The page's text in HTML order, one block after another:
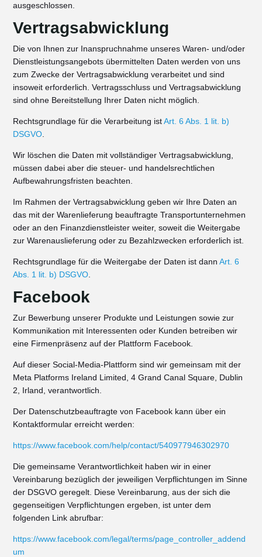
ausgeschlossen.
Vertragsabwicklung
Die von Ihnen zur Inanspruchnahme unseres Waren- und/oder
Dienstleistungsangebots übermittelten Daten werden von uns
zum Zwecke der Vertragsabwicklung verarbeitet und sind
insoweit erforderlich. Vertragsschluss und Vertragsabwicklung
sind ohne Bereitstellung Ihrer Daten nicht möglich.
Rechtsgrundlage für die Verarbeitung istArt. 6 Abs. 1 lit. b)
DSGVO
Wir löschen die Daten mit vollständiger Vertragsabwicklung,
müssen dabei aber die steuer- und handelsrechtlichen
Aufbewahrungsfristen beachten.
Im Rahmen der Vertragsabwicklung geben wir Ihre Daten an
das mit der Warenlieferung beauftragte Transportunternehmen
oder an den Finanzdienstleister weiter, soweit die Weitergabe
zur Warenauslieferung oder zu Bezahlzwecken erforderlich ist.
Rechtsgrundlage für die Weitergabe der Daten ist dannArt. 6
Abs. 1 lit. b) DSGVO
Facebook
Zur Bewerbung unserer Produkte und Leistungen sowie zur
Kommunikation mit Interessenten oder Kunden betreiben wir
eine Firmenpräsenz auf der Plattform Facebook.
Auf dieser Social-Media-Plattform sind wir gemeinsam mit der
Meta Platforms Ireland Limited, 4 Grand Canal Square, Dublin
2, Irland, verantwortlich.
Der Datenschutzbeauftragte von Facebook kann über ein
Kontaktformular erreicht werden:
https://www.facebook.com/help/contact/540977946302970
Die gemeinsame Verantwortlichkeit haben wir in einer
Vereinbarung bezüglich der jeweiligen Verpflichtungen im Sinne
der DSGVO geregelt. Diese Vereinbarung, aus der sich die
gegenseitigen Verpflichtungen ergeben, ist unter dem
folgenden Link abrufbar:
https://www.facebook.com/legal/terms/page_controller_addend
um